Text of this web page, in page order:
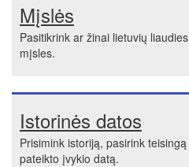
Mįslės
Pasitikrink ar žinai lietuvių liaudies
mįsles.
Istorinės datos
Prisimink istoriją, pasirink teisingą
pateikto įvykio datą.